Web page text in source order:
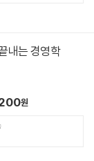
내는 경영학
원